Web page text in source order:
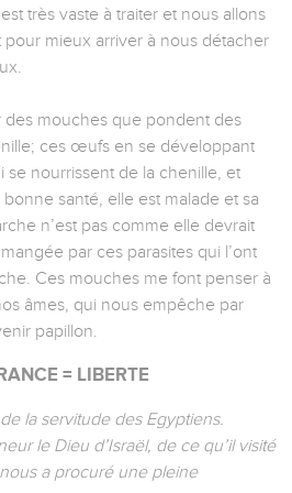
très vaste à traiter et nous allons
mieux arriver à nous détacher
des mouches que pondent des
ces œufs en se développant
se nourrissent de la chenille, et
santé, elle est malade et sa
n’est pas comme elle devrait
par ces parasites qui l’ont
Ces mouches me font penser à
âmes, qui nous empêche par
papillon.
= LIBERTE
la servitude des Egyptiens.
le Dieu d’Israël, de ce qu’il visité
a procuré une pleine